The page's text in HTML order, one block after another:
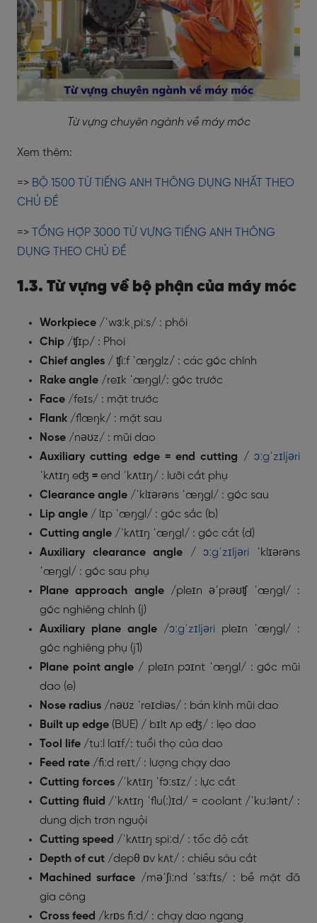
Từ vựng chuyên ngành về máy móc
Xem thêm:
=> BỘ 1500 TỪ TIẾNG ANH THÔNG DỤNG NHẤT THEO
CHỦ ĐỀ
=>
TỔNG HỢP 3000 TỪ VỰNG TIẾNG ANH THÔNG
DỤNG THEO CHỦ ĐỀ
1.3. Từ vựng về bộ phận của máy móc
Workpiece /ˈwɜːkˌpiːs/ : phôi
Chip /ʧɪp/ : Phoi
Chief angles / ʧiːf ˈæŋglz/ : các góc chính
Rake angle /reɪk ˈæŋgl/: góc trước
Face /feɪs/ : mặt trước
Flank /flæŋk/ : mặt sau
Nose /nəʊz/ : mũi dao
Auxiliary cutting edge = end cutting /ɔːgˈzɪljəri
ˈkʌtɪŋ eʤ = end ˈkʌtɪŋ/ : lưỡi cắt phụ
Clearance angle /ˈklɪərəns ˈæŋgl/ : góc sau
Lip angle / lɪp ˈæŋgl/ : góc sắc (b)
Cutting angle /ˈkʌtɪŋ ˈæŋgl/ : góc cắt (d)
Auxiliary clearance angle /ɔːgˈzɪljəri ˈklɪərəns
ˈæŋgl / : góc sau phụ
Plane approach angle/pleɪn əˈprəʊʧ ˈæŋgl / :
góc nghiêng chính (j)
Auxiliary plane angle /ɔːgˈzɪljəri pleɪn ˈæŋgl/ :
góc nghiêng phụ (j1)
Plane point angle / pleɪn pɔɪnt ˈæŋgl/ : góc mũi
dao (e)
Nose radius /nəʊz ˈreɪdiəs/ : bán kính mũi dao
Built up edge (BUE) / bɪlt ʌp eʤ/ : lẹo dao
Tool life /tuːl laɪf/: tuổi thọ của dao
Feed rate /fiːd reɪt/ : lượng chạy dao
Cutting forces /ˈkʌtɪŋ ˈfɔːsɪz/ : lực cắt
Cutting fluid /ˈkʌtɪŋ ˈflu(ː)ɪd/ = coolant /ˈkuːlənt/ :
dung dịch trơn nguội
Cutting speed /ˈkʌtɪŋ spiːd/ : tốc độ cắt
Depth of cut /depθ ɒv kʌt/ : chiều sâu cắt
Machined surface /məˈʃiːnd ˈsɜːfɪs/ : bề mặt đã
gia công
Cross feed /krɒs fiːd/ : chạy dao ngang